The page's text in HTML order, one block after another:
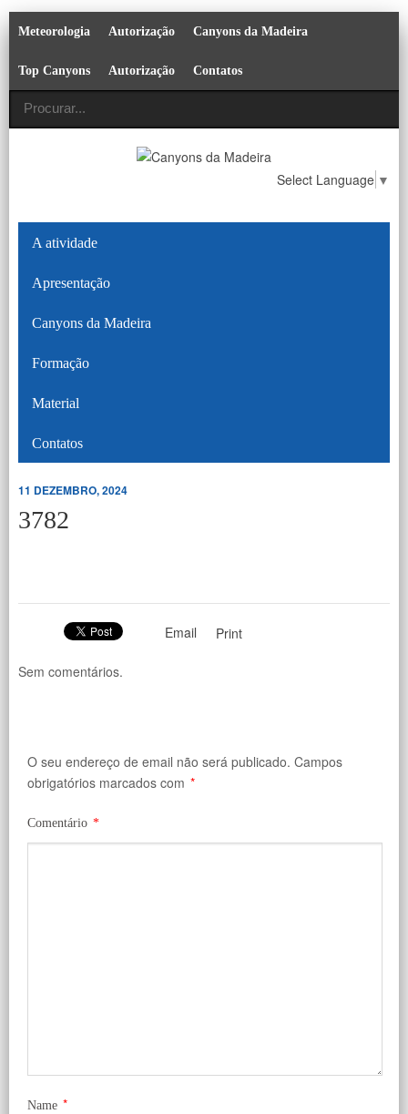
Meteorologia Autorização Canyons da Madeira
Top Canyons Autorização Contatos
Select Language ▼
A atividade
Apresentação
Canyons da Madeira
Formação
Material
Contatos
11 DEZEMBRO, 2024
3782
Email Print
Sem comentários.
O seu endereço de email não será publicado. Campos
obrigatórios marcados com *
Comentário *
Name *